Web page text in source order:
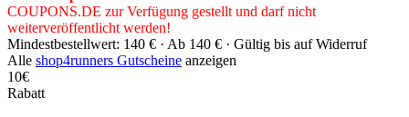
COUPONS.DE zur Verfügung gestellt und darf nicht
weiterveröffentlicht werden!
Mindestbestellwert: 140 € · Ab 140 € · Gültig bis auf Widerruf
Alle shop4runners Gutscheine anzeigen
10€
Rabatt